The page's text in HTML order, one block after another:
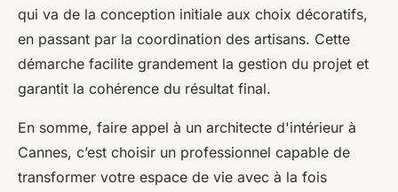
qui va de la conception initiale aux choix décoratifs,
en passant par la coordination des artisans. Cette
démarche facilite grandement la gestion du projet et
garantit la cohérence du résultat final.
En somme, faire appel à un architecte d'intérieur à
Cannes, c’est choisir un professionnel capable de
transformer votre espace de vie avec à la fois